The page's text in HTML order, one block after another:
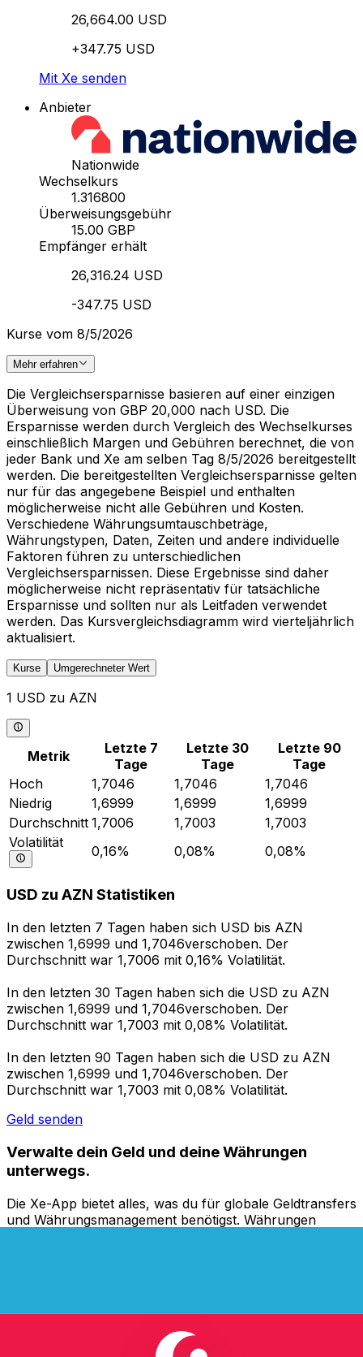
26,664.00 USD
+347.75 USD
Mit Xe senden
Anbieter
Nationwide
Wechselkurs
1.316800
Überweisungsgebühr
15.00 GBP
Empfänger erhält
26,316.24 USD
-347.75 USD
Kurse vom 8/5/2026
Mehr erfahren
Die Vergleichsersparnisse basieren auf einer einzigen
Überweisung von GBP 20,000 nach USD. Die
Ersparnisse werden durch Vergleich des Wechselkurses
einschließlich Margen und Gebühren berechnet, die von
jeder Bank und Xe am selben Tag 8/5/2026 bereitgestellt
werden. Die bereitgestellten Vergleichsersparnisse gelten
nur für das angegebene Beispiel und enthalten
möglicherweise nicht alle Gebühren und Kosten.
Verschiedene Währungsumtauschbeträge,
Währungstypen, Daten, Zeiten und andere individuelle
Faktoren führen zu unterschiedlichen
Vergleichsersparnissen. Diese Ergebnisse sind daher
möglicherweise nicht repräsentativ für tatsächliche
Ersparnisse und sollten nur als Leitfaden verwendet
werden. Das Kursvergleichsdiagramm wird vierteljährlich
aktualisiert.
Kurse Umgerechneter Wert
1 USD zu AZN
Metrik
Letzte 7
Tage
Letzte 30
Tage
Letzte 90
Tage
Hoch
1,7046 1,7046
1,7046
Niedrig
1,6999 1,6999
1,6999
Durchschnitt 1,7006 1,7003
1,7003
Volatilität
0,16% 0,08% 0,08%
USD zu AZN Statistiken
In den letzten 7 Tagen haben sich USD bis AZN
zwischen 1,6999 und 1,7046verschoben. Der
Durchschnitt war 1,7006 mit 0,16% Volatilität.
In den letzten 30 Tagen haben sich die USD zu AZN
zwischen 1,6999 und 1,7046verschoben. Der
Durchschnitt war 1,7003 mit 0,08% Volatilität.
In den letzten 90 Tagen haben sich die USD zu AZN
zwischen 1,6999 und 1,7046verschoben. Der
Durchschnitt war 1,7003 mit 0,08% Volatilität.
Geld senden
Verwalte dein Geld und deine Währungen
unterwegs.
Die Xe-App bietet alles, was du für globale Geldtransfers
und Währungsmanagement benötigst. Währungen